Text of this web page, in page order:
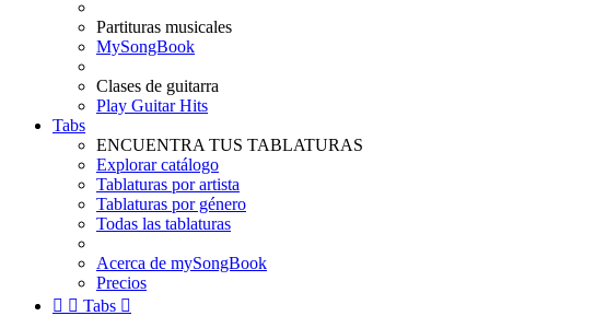
Partituras musicales
MySongBook
Clases de guitarra
Play Guitar Hits
Tabs
ENCUENTRA TUS TABLATURAS
Explorar catálogo
Tablaturas por artista
Tablaturas por género
Todas las tablaturas
Acerca de mySongBook
Precios
  Tabs 